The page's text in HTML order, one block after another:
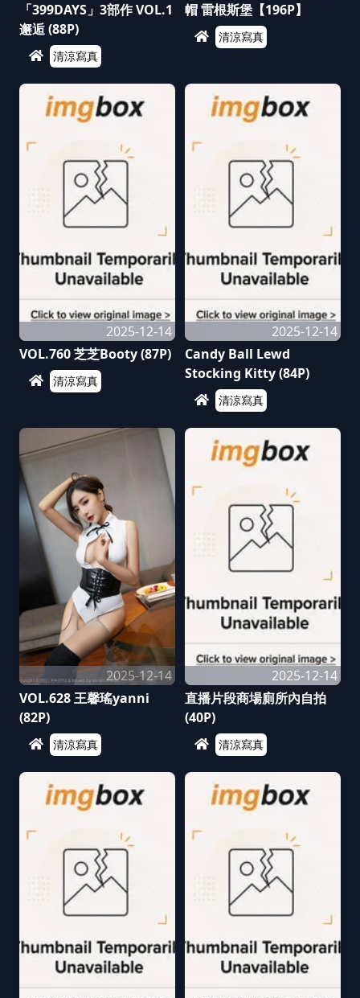
「399DAYS」3部作 VOL.1
邂逅 (88P)
清涼寫真
帽 雷根斯堡【196P】
清涼寫真
2025-12-14
VOL.760 芝芝Booty (87P)
清涼寫真
2025-12-14
Candy Ball Lewd
Stocking Kitty (84P)
清涼寫真
2025-12-14
VOL.628 王馨瑤yanni
(82P)
清涼寫真
2025-12-14
直播片段商場廁所內自拍
(40P)
清涼寫真